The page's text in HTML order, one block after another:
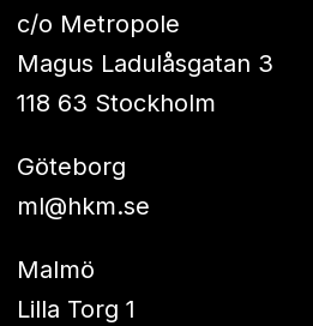
c/o Metropole
Magus Ladulåsgatan 3
118 63 Stockholm
Göteborg
ml@hkm.se
Malmö
Lilla Torg 1